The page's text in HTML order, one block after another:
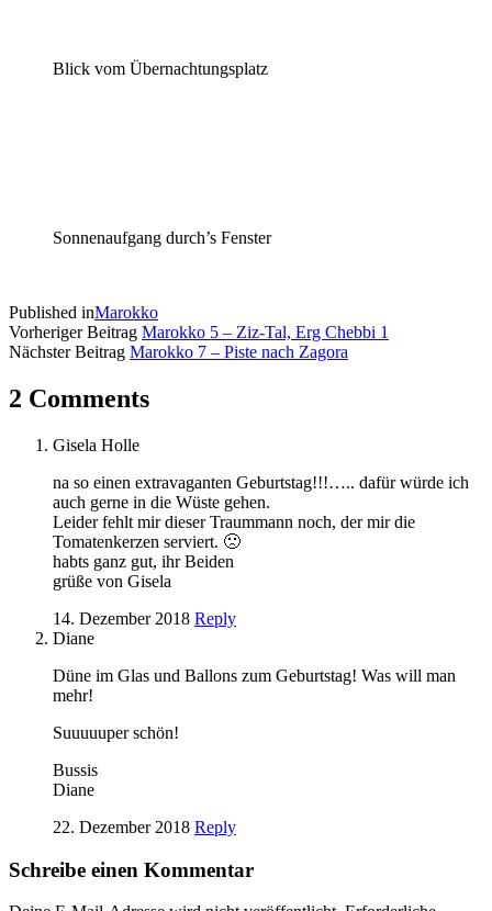
Blick vom Übernachtungsplatz
Sonnenaufgang durch’s Fenster
Published inMarokko
Vorheriger Beitrag Marokko 5 – Ziz-Tal, Erg Chebbi 1
Nächster Beitrag Marokko 7 – Piste nach Zagora
2 Comments
Gisela Holle
na so einen extravaganten Geburtstag!!!….. dafür würde ich
auch gerne in die Wüste gehen.
Leider fehlt mir dieser Traummann noch, der mir die
Tomatenkerzen serviert. 🙁
habts ganz gut, ihr Beiden
grüße von Gisela
14. Dezember 2018 Reply
Diane
Düne im Glas und Ballons zum Geburtstag! Was will man
mehr!
Suuuuuper schön!
Bussis
Diane
22. Dezember 2018 Reply
Schreibe einen Kommentar